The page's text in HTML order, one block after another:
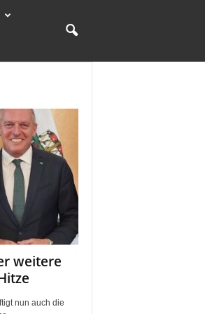
weitere
nun auch die